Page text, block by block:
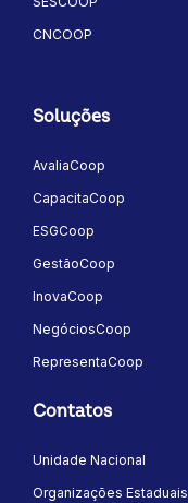
CNCOOP
Soluções
AvaliaCoop
CapacitaCoop
ESGCoop
GestãoCoop
InovaCoop
NegóciosCoop
RepresentaCoop
Contatos
Unidade Nacional
Organizações Estaduais